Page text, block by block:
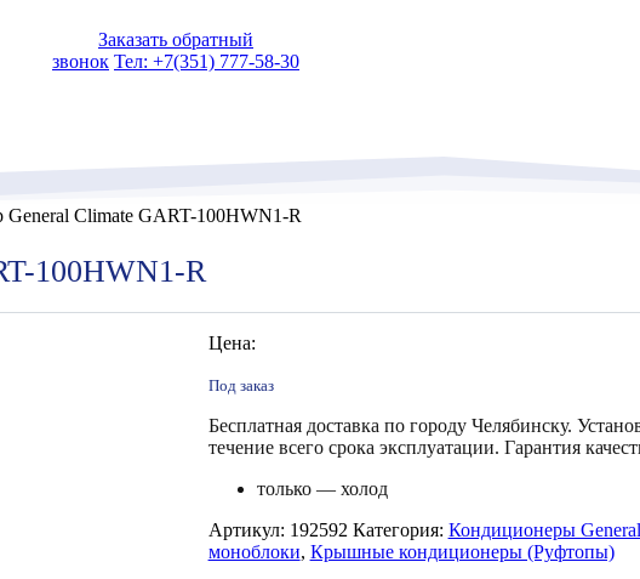
Заказать обратный
звонок Тел: +7(351) 777-58-30
Climate GART-100HWN1-R
100HWN1-R
Цена:
Под заказ
Бесплатная доставка по городу Челябинску.
течение всего срока эксплуатации. Гарантия
только — холод
Артикул: 192592 Категория: Кондиционеры
моноблоки, Крышные кондиционеры (Руфтопы)